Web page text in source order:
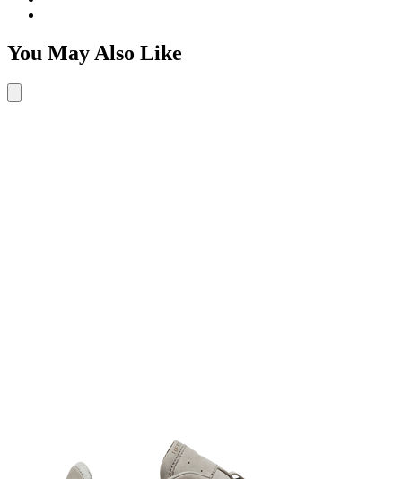
You May Also Like